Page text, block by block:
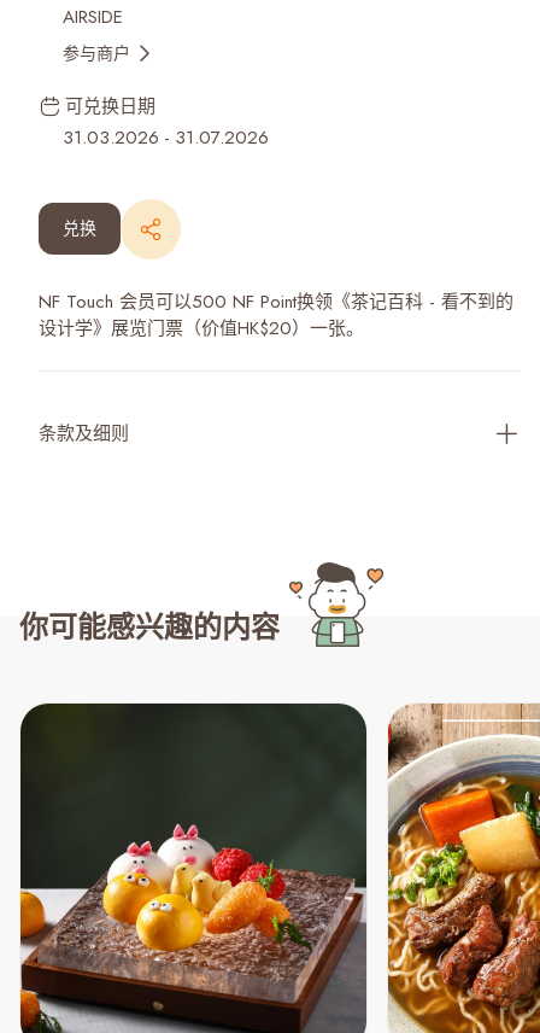
AIRSIDE
参与商户
可兑换日期
31.03.2026 - 31.07.2026
兑换
NF Touch 会员可以500 NF Point换领《茶记百科 - 看不到的
设计学》展览门票（价值HK$20）一张。
条款及细则
你可能感兴趣的内容